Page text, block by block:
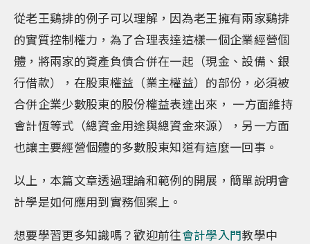
從老王鷄排的例子可以理解，因為老王擁有兩家鷄排
的實質控制權力，為了合理表達這樣一個企業經營個
體，將兩家的資產負債合併在一起（現金、設備、銀
行借款），在股東權益（業主權益）的部份，必須被
合併企業少數股東的股份權益表達出來， 一方面維持
會計恆等式（總資金用途與總資金來源），另一方面
也讓主要經營個體的多數股東知道有這麼一回事。
以上，本篇文章透過理論和範例的開展，簡單說明會
計學是如何應用到實務個案上。
想要學習更多知識嗎？歡迎前往會計學入門教學中